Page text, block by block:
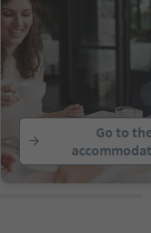
Go to